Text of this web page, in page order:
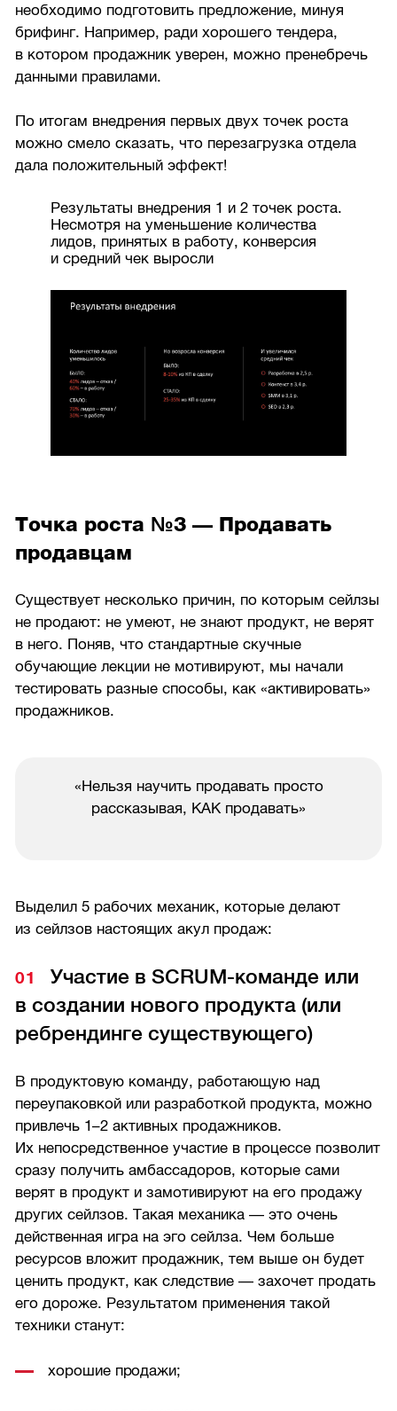
необходимо подготовить предложение, минуя
брифинг. Например, ради хорошего тендера,
в котором продажник уверен, можно пренебречь
данными правилами.
По итогам внедрения первых двух точек роста
можно смело сказать, что перезагрузка отдела
дала положительный эффект!
Результаты внедрения 1 и 2 точек роста.
Несмотря на уменьшение количества
лидов, принятых в работу, конверсия
и средний чек выросли
Точка роста №3 — Продавать
продавцам
Существует несколько причин, по которым сейлзы
не продают: не умеют, не знают продукт, не верят
в него. Поняв, что стандартные скучные
обучающие лекции не мотивируют, мы начали
тестировать разные способы, как «активировать»
продажников.
«Нельзя научить продавать просто
рассказывая, КАК продавать»
Выделил 5 рабочих механик, которые делают
из сейлзов настоящих акул продаж:
Участие в SCRUM-команде или
в создании нового продукта (или
ребрендинге существующего)
В продуктовую команду, работающую над
переупаковкой или разработкой продукта, можно
привлечь 1–2 активных продажников.
Их непосредственное участие в процессе позволит
сразу получить амбассадоров, которые сами
верят в продукт и замотивируют на его продажу
других сейлзов. Такая механика — это очень
действенная игра на эго сейлза. Чем больше
ресурсов вложит продажник, тем выше он будет
ценить продукт, как следствие — захочет продать
его дороже. Результатом применения такой
техники станут:
хорошие продажи;